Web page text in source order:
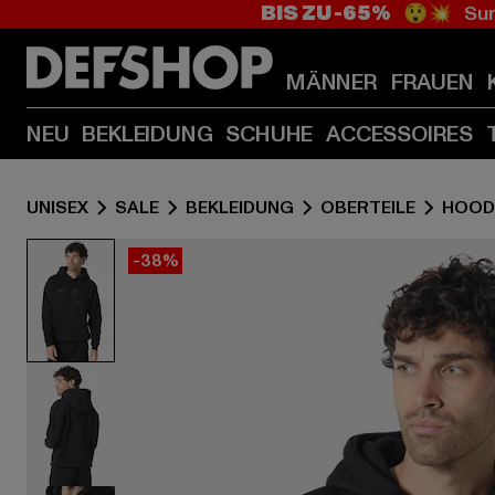
BIS ZU -65% 😲💥
MÄNNER FRAUEN
NEU BEKLEIDUNG SCHUHE ACCESSOIRES
UNISEX SALE BEKLEIDUNG OBERTEILE
-38%